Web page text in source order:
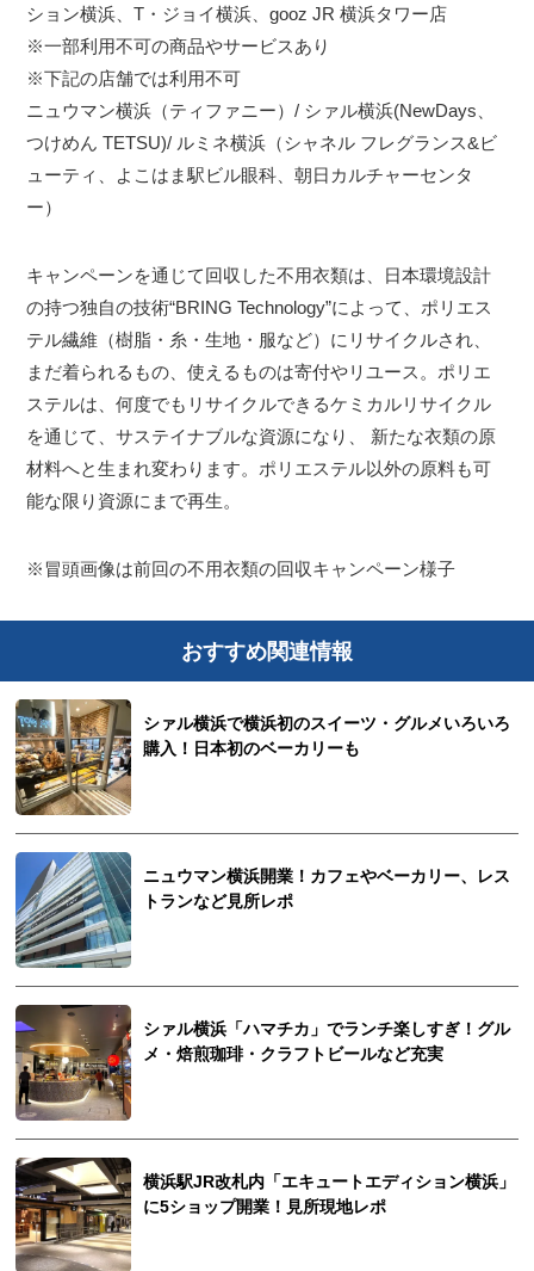
ション横浜、T・ジョイ横浜、gooz JR 横浜タワー店
※一部利用不可の商品やサービスあり
※下記の店舗では利用不可
ニュウマン横浜（ティファニー）/ シァル横浜(NewDays、
つけめん TETSU)/ ルミネ横浜（シャネル フレグランス&ビ
ューティ、よこはま駅ビル眼科、朝日カルチャーセンタ
ー）
キャンペーンを通じて回収した不用衣類は、日本環境設計
の持つ独自の技術“BRING Technology”によって、ポリエス
テル繊維（樹脂・糸・生地・服など）にリサイクルされ、
まだ着られるもの、使えるものは寄付やリユース。ポリエ
ステルは、何度でもリサイクルできるケミカルリサイクル
を通じて、サステイナブルな資源になり、 新たな衣類の原
材料へと生まれ変わります。ポリエステル以外の原料も可
能な限り資源にまで再生。
※冒頭画像は前回の不用衣類の回収キャンペーン様子
おすすめ関連情報
シァル横浜で横浜初のスイーツ・グルメいろいろ
購入！日本初のベーカリーも
ニュウマン横浜開業！カフェやベーカリー、レス
トランなど見所レポ
シァル横浜「ハマチカ」でランチ楽しすぎ！グル
メ・焙煎珈琲・クラフトビールなど充実
横浜駅JR改札内「エキュートエディション横浜」
に5ショップ開業！見所現地レポ